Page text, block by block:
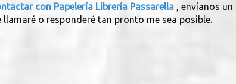
con Papelería Librería Passarella , envíanos un
llamaré o responderé tan pronto me sea posible.